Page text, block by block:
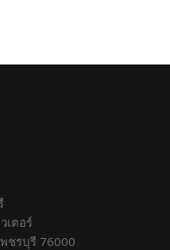
เตอร์
ชรบุรี 76000